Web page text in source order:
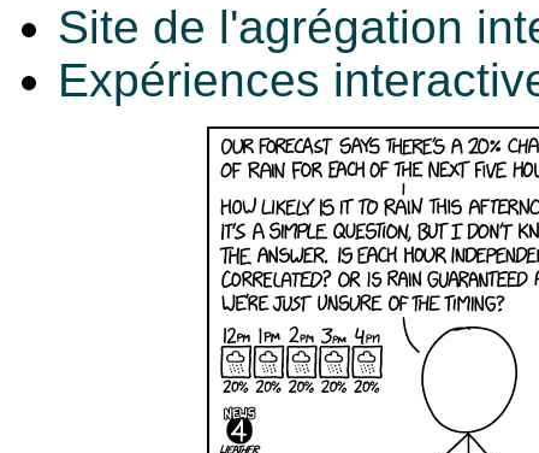
Site de l'agrégation
Expériences